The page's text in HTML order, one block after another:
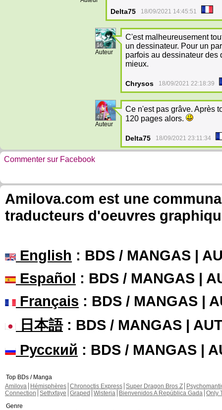
Delta75 18/09/2021 14:45:51
16
Auteur
C'est malheureusement
un dessinateur. Pour un
parfois au dessinateur des
mieux.
Chrysos 18/09/2021 22:18:39
47
Auteur
Ce n'est pas grâve. Après
120 pages alors.
Delta75 18/09/2021 23:11:34
Commenter sur Facebook
Amilova.com est une
traducteurs d'oeuvres
English : BDS / MANGAS |
Español : BDS / MANGAS |
Français : BDS / MANGAS |
日本語: BDS / MANGAS |
Русский : BDS / MANGAS |
Top BDs / Manga
Amilova
Hémisphères Chronoctis Express Super Dragon Bros Z
Connection Sethxfaye Graped Wisteria Bienvenidos A República Gada Only
Genre